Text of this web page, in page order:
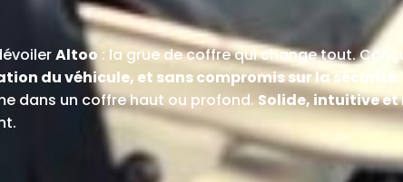
Altoo : la grue de coffre qui change tout.
du véhicule, et sans compromis sur la sécurité
dans un coffre haut ou profond. Solide, intuitive